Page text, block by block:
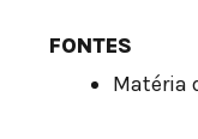
FONTES
Matéria